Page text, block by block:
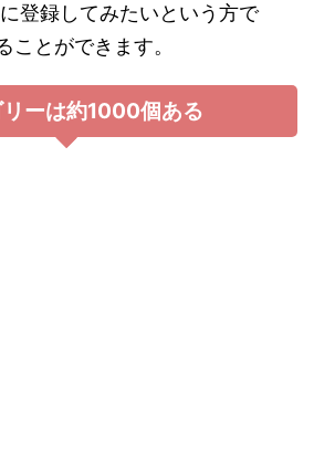
登録してみたいという方で
ことができます。
リーは約1000個ある